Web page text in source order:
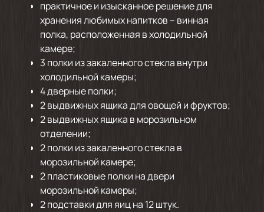
практичное и изысканное решение для
хранения любимых напитков – винная
полка, расположенная в холодильной
камере;
3 полки из закаленного стекла внутри
холодильной камеры;
4 дверные полки;
2 выдвижных ящика для овощей и фруктов;
2 выдвижных ящика в морозильном
отделении;
2 полки из закаленного стекла в
морозильной камере;
2 пластиковые полки на двери
морозильной камеры;
2 подставки для яиц на 12 штук.